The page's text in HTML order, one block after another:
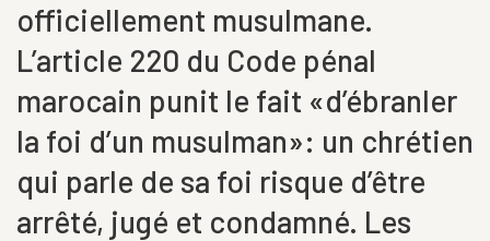
officiellement musulmane.
L’article 220 du Code pénal
marocain punit le fait «d’ébranler
la foi d’un musulman»: un chrétien
qui parle de sa foi risque d’être
arrêté, jugé et condamné. Les